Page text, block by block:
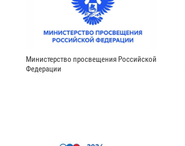
Министерство просвещения Российской
Федерации